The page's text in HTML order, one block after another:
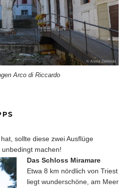
Arco di Riccardo
sollte diese zwei Ausflüge
machen!
Das Schloss Miramare
Etwa 8 km nördlich von Triest
liegt wunderschöne, am Meer